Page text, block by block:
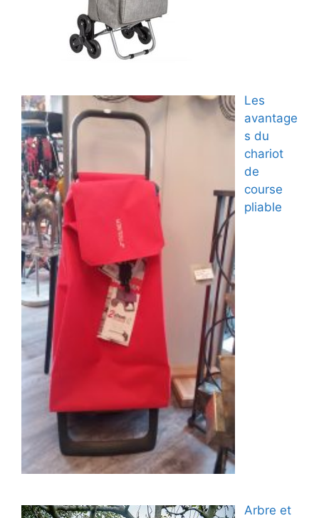
Les
avantage
s du
chariot
de
course
pliable
Arbre et